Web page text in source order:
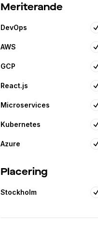
Meriterande
DevOps
AWS
GCP
React.js
Microservices
Kubernetes
Azure
Placering
Stockholm